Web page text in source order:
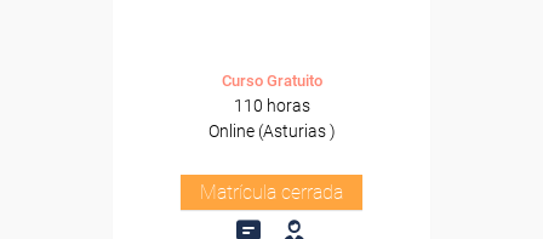
Curso Gratuito
110 horas
Online (Asturias )
Matrícula cerrada